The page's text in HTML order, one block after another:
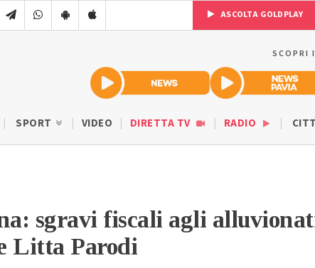
ASCOLTA GOLDPLAY
SCOPRI
SPORT VIDEO DIRETTA TV RADIO
sgravi fiscali agli
Litta Parodi